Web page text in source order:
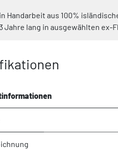
Handarbeit aus 100%
Jahre lang in ausgewählten ex-